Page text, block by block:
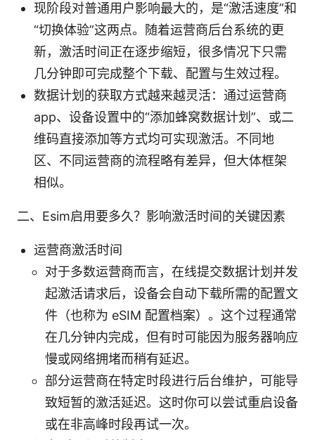
现阶段对普通用户影响最大的，是“激活速度”和
“切换体验”这两点。随着运营商后台系统的更
新，激活时间正在逐步缩短，很多情况下只需
几分钟即可完成整个下载、配置与生效过程。
数据计划的获取方式越来越灵活：通过运营商
app、设备设置中的“添加蜂窝数据计划”、或二
维码直接添加等方式均可实现激活。不同地
区、不同运营商的流程略有差异，但大体框架
相似。
二、Esim启用要多久？影响激活时间的关键因素
运营商激活时间
对于多数运营商而言，在线提交数据计划并发
起激活请求后，设备会自动下载所需的配置文
件（也称为 eSIM 配置档案）。这个过程通常
在几分钟内完成，但有时可能因为服务器响应
慢或网络拥堵而稍有延迟。
部分运营商在特定时段进行后台维护，可能导
致短暂的激活延迟。这时你可以尝试重启设备
或在非高峰时段再试一次。